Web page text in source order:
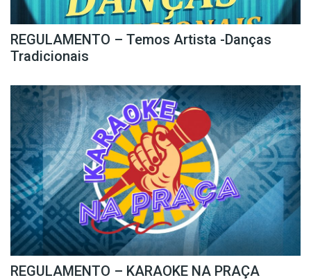
REGULAMENTO – Temos Artista -Danças
Tradicionais
REGULAMENTO – KARAOKE NA PRAÇA